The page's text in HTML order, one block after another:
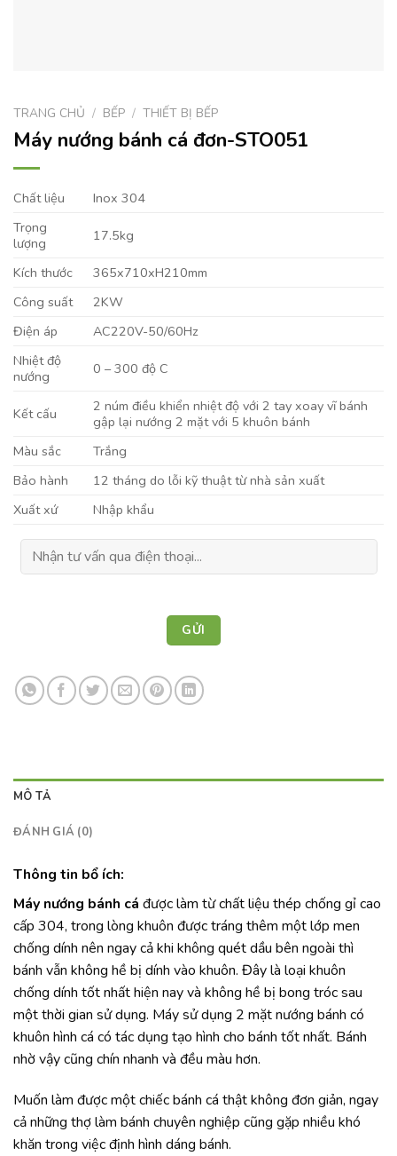
TRANG CHỦ / BẾP / THIẾT BỊ BẾP
Máy nướng bánh cá đơn-STO051
Chất liệu
Inox 304
Trọng
lượng
17.5kg
Kích thước
365x710xH210mm
Công suất
2KW
Điện áp
AC220V-50/60Hz
Nhiệt độ
nướng
0 – 300 độ C
Kết cấu
2 núm điều khiển nhiệt độ với 2 tay xoay vĩ bánh
gập lại nướng 2 mặt với 5 khuôn bánh
Màu sắc
Trắng
Bảo hành
12 tháng do lỗi kỹ thuật từ nhà sản xuất
Xuất xứ
Nhập khẩu
MÔ TẢ
ĐÁNH GIÁ (0)
Thông tin bổ ích:
Máy nướng bánh cá được làm từ chất liệu thép chống gỉ cao
cấp 304, trong lòng khuôn được tráng thêm một lớp men
chống dính nên ngay cả khi không quét dầu bên ngoài thì
bánh vẫn không hề bị dính vào khuôn. Đây là loại khuôn
chống dính tốt nhất hiện nay và không hề bị bong tróc sau
một thời gian sử dụng. Máy sử dụng 2 mặt nướng bánh có
khuôn hình cá có tác dụng tạo hình cho bánh tốt nhất. Bánh
nhờ vậy cũng chín nhanh và đều màu hơn.
Muốn làm được một chiếc bánh cá thật không đơn giản, ngay
cả những thợ làm bánh chuyên nghiệp cũng gặp nhiều khó
khăn trong việc định hình dáng bánh.